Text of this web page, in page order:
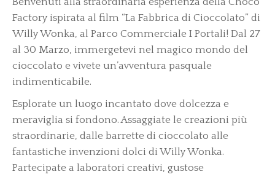
Factory ispirata al film “La Fabbrica di Cioccolato” di
Willy Wonka, al Parco Commerciale I Portali! Dal 27
al 30 Marzo, immergetevi nel magico mondo del
cioccolato e vivete un’avventura pasquale
indimenticabile.
Esplorate un luogo incantato dove dolcezza e
meraviglia si fondono. Assaggiate le creazioni più
straordinarie, dalle barrette di cioccolato alle
fantastiche invenzioni dolci di Willy Wonka.
Partecipate a laboratori creativi, gustose